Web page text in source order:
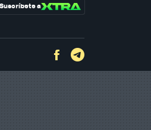
Suscríbete a
Facebook